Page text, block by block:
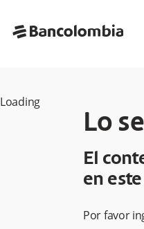
Loading
horizontal
Lo
El
en
Por favor